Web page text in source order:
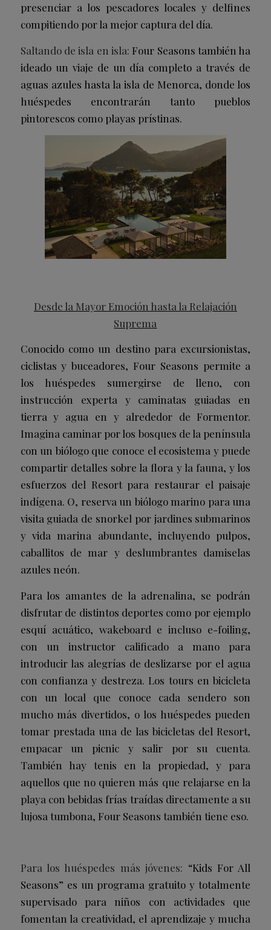
presenciar a los pescadores locales y delfines
compitiendo por la mejor captura del día.
Saltando de isla en isla: Four Seasons también ha
ideado un viaje de un día completo a través de
aguas azules hasta la isla de Menorca, donde los
huéspedes encontrarán tanto pueblos
pintorescos como playas prístinas.
Desde la Mayor Emoción hasta la Relajación
Suprema
Conocido como un destino para excursionistas,
ciclistas y buceadores, Four Seasons permite a
los huéspedes sumergirse de lleno, con
instrucción experta y caminatas guiadas en
tierra y agua en y alrededor de Formentor.
Imagina caminar por los bosques de la península
con un biólogo que conoce el ecosistema y puede
compartir detalles sobre la flora y la fauna, y los
esfuerzos del Resort para restaurar el paisaje
indígena. O, reserva un biólogo marino para una
visita guiada de snorkel por jardines submarinos
y vida marina abundante, incluyendo pulpos,
caballitos de mar y deslumbrantes damiselas
azules neón.
Para los amantes de la adrenalina, se podrán
disfrutar de distintos deportes como por ejemplo
esquí acuático, wakeboard e incluso e-foiling,
con un instructor calificado a mano para
introducir las alegrías de deslizarse por el agua
con confianza y destreza. Los tours en bicicleta
con un local que conoce cada sendero son
mucho más divertidos, o los huéspedes pueden
tomar prestada una de las bicicletas del Resort,
empacar un picnic y salir por su cuenta.
También hay tenis en la propiedad, y para
aquellos que no quieren más que relajarse en la
playa con bebidas frías traídas directamente a su
lujosa tumbona, Four Seasons también tiene eso.
Para los huéspedes más jóvenes: “Kids For All
Seasons” es un programa gratuito y totalmente
supervisado para niños con actividades que
fomentan la creatividad, el aprendizaje y mucha